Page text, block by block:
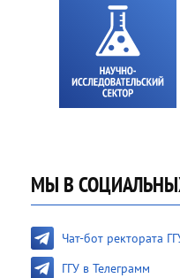
МЫ В
Чат-бот ректората
ГГУ в Телеграмм